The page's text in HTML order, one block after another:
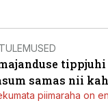
samas nii
piimaraha on